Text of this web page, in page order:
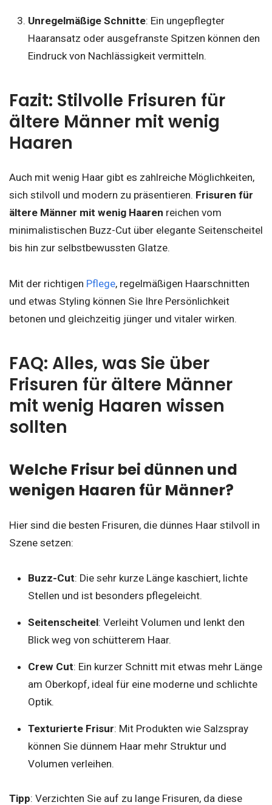
Unregelmäßige Schnitte: Ein ungepflegter
Haaransatz oder ausgefranste Spitzen können den
Eindruck von Nachlässigkeit vermitteln.
Fazit: Stilvolle Frisuren für
ältere Männer mit wenig
Haaren
Auch mit wenig Haar gibt es zahlreiche Möglichkeiten,
sich stilvoll und modern zu präsentieren. Frisuren für
ältere Männer mit wenig Haaren reichen vom
minimalistischen Buzz-Cut über elegante Seitenscheitel
bis hin zur selbstbewussten Glatze.
Mit der richtigen Pflege, regelmäßigen Haarschnitten
und etwas Styling können Sie Ihre Persönlichkeit
betonen und gleichzeitig jünger und vitaler wirken.
FAQ: Alles, was Sie über
Frisuren für ältere Männer
mit wenig Haaren wissen
sollten
Welche Frisur bei dünnen und
wenigen Haaren für Männer?
Hier sind die besten Frisuren, die dünnes Haar stilvoll in
Szene setzen:
Buzz-Cut: Die sehr kurze Länge kaschiert, lichte
Stellen und ist besonders pflegeleicht.
Seitenscheitel: Verleiht Volumen und lenkt den
Blick weg von schütterem Haar.
Crew Cut: Ein kurzer Schnitt mit etwas mehr Länge
am Oberkopf, ideal für eine moderne und schlichte
Optik.
Texturierte Frisur: Mit Produkten wie Salzspray
können Sie dünnem Haar mehr Struktur und
Volumen verleihen.
Tipp: Verzichten Sie auf zu lange Frisuren, da diese